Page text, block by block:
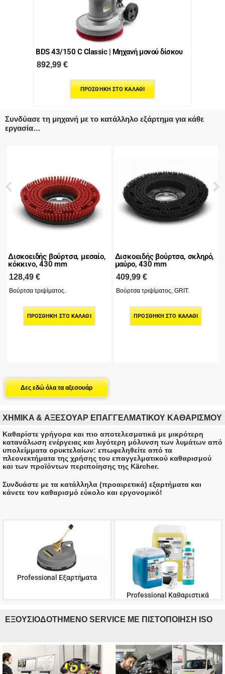
BDS 43/150 C Classic | Μηχανή μονού δίσκου
892,99€
ΠΡΟΣΘΉΚΗ ΣΤΟ ΚΑΛΆΘΙ
Συνδύασε τη μηχανή με το κατάλληλο εξάρτημα για κάθε
εργασία…
Δισκοειδής βούρτσα, μεσαίο,
κόκκινο, 430 mm
128,49 €
Βούρτσα τριψίματος.
ΠΡΟΣΘΉΚΗ ΣΤΟ ΚΑΛΆΘΙ
Δισκοειδής βούρτσα, σκληρό,
μαύρο, 430 mm
409,99 €
Βούρτσα τριψίματος, GRIT.
ΠΡΟΣΘΉΚΗ ΣΤΟ ΚΑΛΆΘΙ
Δες εδώ όλα τα αξεσουάρ
XHMIKA & ΑΞΕΣΟΥΑΡ ΕΠΑΓΓΕΛΜΑΤΙΚΟΥ ΚΑΘΑΡΙΣΜΟΥ
Καθαρίστε γρήγορα και πιο αποτελεσματικά με μικρότερη
κατανάλωση ενέργειας και λιγότερη μόλυνση των λυμάτων από
υπολείμματα ορυκτελαίων: επωφεληθείτε από τα
πλεονεκτήματα της χρήσης του επαγγελματικού καθαρισμού
και των προϊόντων περιποίησης της Kärcher.
Συνδυάστε με τα κατάλληλα (προαιρετικά) εξαρτήματα και
κάνετε τον καθαρισμό εύκολο και εργονομικό!
Professional Εξαρτήματα
Professional Καθαριστικά
ΕΞΟΥΣΙΟΔΟΤΗΜΕΝΟ SERVICE ΜΕ ΠΙΣΤΟΠΟΙΗΣΗ ISO